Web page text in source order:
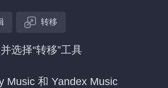
转移
选择“转移”工具
Music 和 Yandex Music